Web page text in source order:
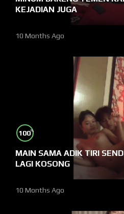
KEJADIAN JUGA
10 Months Ago
100%
MAIN SAMA ADIK TIRI
LAGI KOSONG
10 Months Ago